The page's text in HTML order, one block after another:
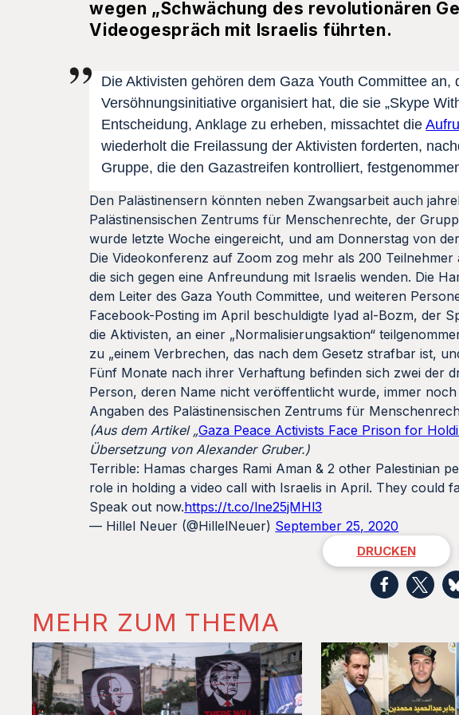
wegen „Schwächung des revolutionären
Videogespräch mit Israelis führten.
Die Aktivisten gehören dem Gaza Youth Committee
Versöhnungsinitiative organisiert hat, die sie „Skype
Entscheidung, Anklage zu erheben, missachtet die
wiederholt die Freilassung der Aktivisten forderten,
Gruppe, die den Gazastreifen kontrolliert,
Den Palästinensern könnten neben Zwangsarbeit auch
Palästinensischen Zentrums für Menschenrechte, der
wurde letzte Woche eingereicht, und am Donnerstag von
Die Videokonferenz auf Zoom zog mehr als 200
die sich gegen eine Anfreundung mit Israelis wenden. Die
dem Leiter des Gaza Youth Committee, und weiteren
Facebook-Posting im April beschuldigte Iyad al-Bozm, der
die Aktivisten, an einer „Normalisierungsaktion“
zu „einem Verbrechen, das nach dem Gesetz strafbar ist,
Fünf Monate nach ihrer Verhaftung befinden sich zwei der
Person, deren Name nicht veröffentlicht wurde, immer
Angaben des Palästinensischen Zentrums für
(Aus dem Artikel „Gaza Peace Activists Face Prison for
Übersetzung von Alexander Gruber.)
Terrible: Hamas charges Rami Aman & 2 other Palestinian
role in holding a video call with Israelis in April. They could
Speak out now.https://t.co/lne25jMHl3
— Hillel Neuer (@HillelNeuer) September 25, 2020
DRUCKEN
MEHR ZUM THEMA